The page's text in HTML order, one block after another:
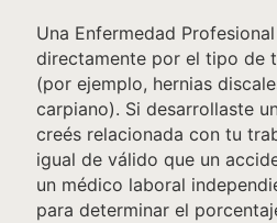
Una Enfermedad
directamente por el tipo de
(por ejemplo, hernias
carpiano). Si desarrollaste
creés relacionada con tu
igual de válido que un
un médico laboral
para determinar el